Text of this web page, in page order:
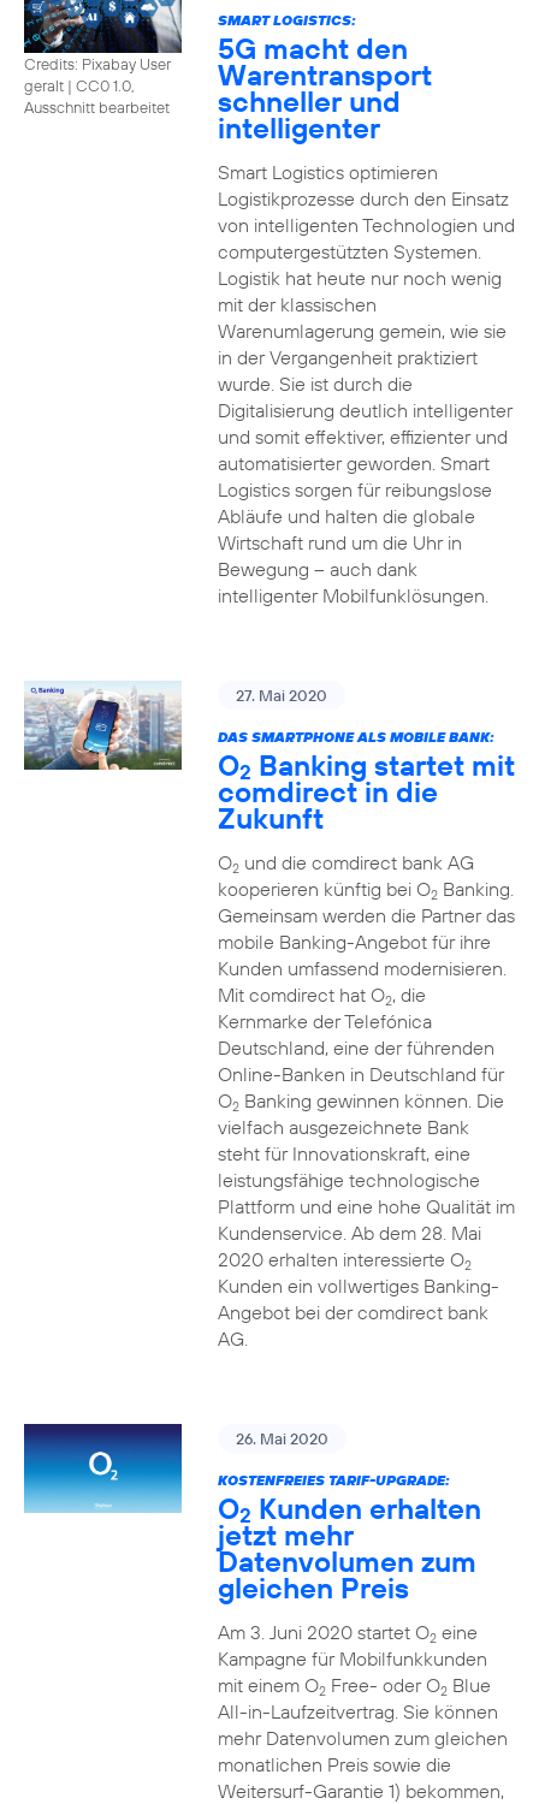
Credits: Pixabay User
geralt | CC0 1.0,
Ausschnitt bearbeitet
SMART LOGISTICS:
5G macht den
Warentransport
schneller und
intelligenter
Smart Logistics optimieren
Logistikprozesse durch den Einsatz
von intelligenten Technologien und
computergestützten Systemen.
Logistik hat heute nur noch wenig
mit der klassischen
Warenumlagerung gemein, wie sie
in der Vergangenheit praktiziert
wurde. Sie ist durch die
Digitalisierung deutlich intelligenter
und somit effektiver, effizienter und
automatisierter geworden. Smart
Logistics sorgen für reibungslose
Abläufe und halten die globale
Wirtschaft rund um die Uhr in
Bewegung – auch dank
intelligenter Mobilfunklösungen.
27. Mai 2020
DAS SMARTPHONE ALS MOBILE BANK:
O2 Banking startet mit
comdirect in die
Zukunft
O2und die comdirect bank AG
kooperieren künftig bei O2Banking.
Gemeinsam werden die Partner das
mobile Banking-Angebot für ihre
Kunden umfassend modernisieren.
Mit comdirect hat O2, die
Kernmarke der Telefónica
Deutschland, eine der führenden
Online-Banken in Deutschland für
O2Banking gewinnen können. Die
vielfach ausgezeichnete Bank
steht für Innovationskraft, eine
leistungsfähige technologische
Plattform und eine hohe Qualität im
Kundenservice. Ab dem 28. Mai
2020 erhalten interessierte O2
Kunden ein vollwertiges Banking-
Angebot bei der comdirect bank
AG.
26. Mai 2020
KOSTENFREIES TARIF-UPGRADE:
O2 Kunden erhalten
jetzt mehr
Datenvolumen zum
gleichen Preis
Am 3. Juni 2020 startet O2eine
Kampagne für Mobilfunkkunden
mit einem O2Free- oder O2Blue
All-in-Laufzeitvertrag. Sie können
mehr Datenvolumen zum gleichen
monatlichen Preis sowie die
Weitersurf-Garantie 1) bekommen,